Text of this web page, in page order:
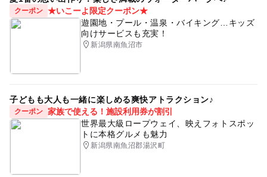
クーポン ★いこーよ限定クーポン★
遊園地・プール・温泉・バイキング…キッズ
向けサービスも充実！
新潟県南魚沼市
子どもも大人も一緒に楽しめる爽快アトラクション♪
クーポン 家族で使える！施設利用券が割引
世界最大級ロープウェイ、映えフォトスポッ
トに本格グルメも魅力
新潟県南魚沼郡湯沢町